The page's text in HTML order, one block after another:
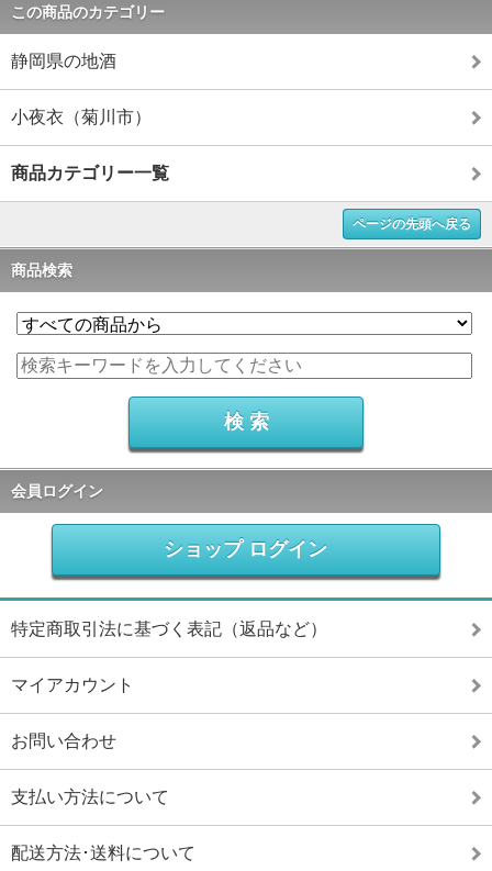
この商品のカテゴリー
静岡県の地酒
小夜衣（菊川市）
商品カテゴリー一覧
ページの先頭へ戻る
商品検索
会員ログイン
ショップ ログイン
特定商取引法に基づく表記（返品など）
マイアカウント
お問い合わせ
支払い方法について
配送方法･送料について